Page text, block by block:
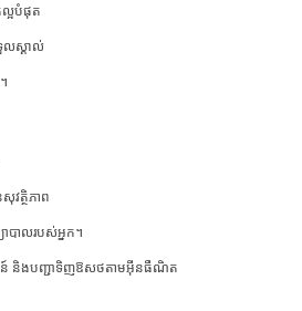
ល្អបំផុត
លស្គាល់
ត្ថិភាព
ាបាលរបស់អ្នក។
ធន៍ និងបញ្ជាទិញឱសថតាមអ៊ីនធឺណិត